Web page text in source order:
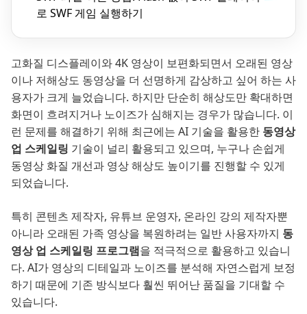
로 SWF 게임 실행하기
고화질 디스플레이와 4K 영상이 보편화되면서 오래된 영상
이나 저해상도 동영상을 더 선명하게 감상하고 싶어 하는 사
용자가 크게 늘었습니다. 하지만 단순히 해상도만 확대하면
화면이 흐려지거나 노이즈가 심해지는 경우가 많습니다. 이
런 문제를 해결하기 위해 최근에는 AI 기술을 활용한 동영상
업 스케일링 기술이 널리 활용되고 있으며, 누구나 손쉽게
동영상 화질 개선과 영상 해상도 높이기를 진행할 수 있게
되었습니다.
특히 콘텐츠 제작자, 유튜브 운영자, 온라인 강의 제작자뿐
아니라 오래된 가족 영상을 복원하려는 일반 사용자까지 동
영상 업 스케일링 프로그램을 적극적으로 활용하고 있습니
다. AI가 영상의 디테일과 노이즈를 분석해 자연스럽게 보정
하기 때문에 기존 방식보다 훨씬 뛰어난 품질을 기대할 수
있습니다.